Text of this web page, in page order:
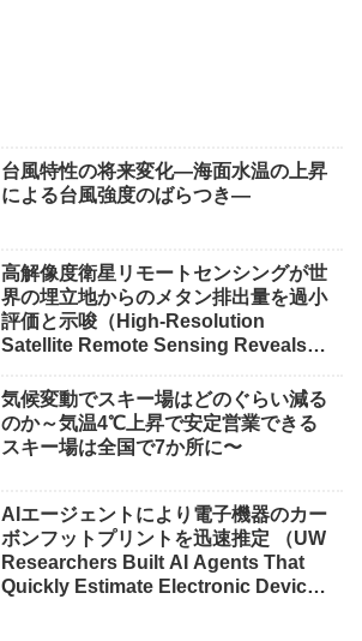
台風特性の将来変化―海面水温の上昇
による台風強度のばらつき―
高解像度衛星リモートセンシングが世
界の埋立地からのメタン排出量を過小
評価と示唆（High-Resolution
Satellite Remote Sensing Reveals
from Global Landfills）
気候変動でスキー場はどのぐらい減る
のか～気温4℃上昇で安定営業できる
スキー場は全国で7か所に〜
AIエージェントにより電子機器のカー
ボンフットプリントを迅速推定 （UW
Researchers Built AI Agents That
Quickly Estimate Electronic Devices’